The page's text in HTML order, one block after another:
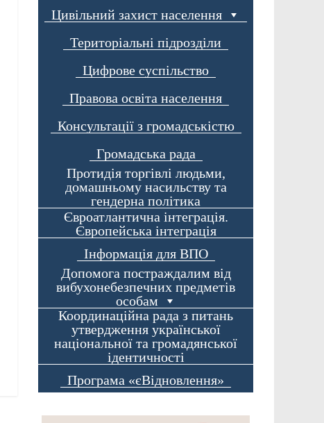
Цивільний захист населення
Територіальні підрозділи
Цифрове суспільство
Правова освіта населення
Консультації з громадськістю
Громадська рада
Протидія торгівлі людьми,
домашньому насильству та
гендерна політика
Євроатлантична інтеграція.
Європейська інтеграція
Інформація для ВПО
Допомога постраждалим від
вибухонебезпечних предметів
особам
Координаційна рада з питань
утвердження української
національної та громадянської
ідентичності
Програма «єВідновлення»